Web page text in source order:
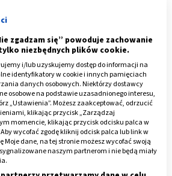
Są to:
,
tarczycy,
należy mieć świadomość, że
wyniki i błędnie sugerować
zgadzam się” powoduje zachowanie
niezbędnych plików cookie.
i/lub uzyskujemy dostęp do informacji na
identyfikatory w cookie i innych pamięciach
danych osobowych. Niektórzy dostawcy
osobowe na podstawie uzasadnionego interesu,
„Ustawienia”. Możesz zaakceptować, odrzucić
klikając przycisk „Zarządzaj
momencie, klikając przycisk odcisku palca w
wycofać zgodę kliknij odcisk palca lub link w
Moje dane, na tej stronie możesz wycofać swoją
naszym partnerom i nie będą miały